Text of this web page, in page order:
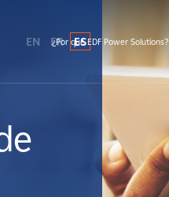
EN FR ES
¿Por qué EDF Power Solutions?